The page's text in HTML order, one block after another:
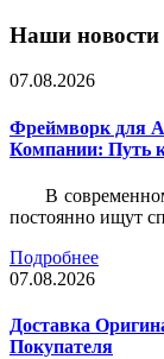
Наши новости
07.08.2026
Фреймворк для
Компании: Путь
В
постоянно ищут
Подробнее
07.08.2026
Доставка
Покупателя